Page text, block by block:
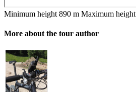
Minimum height 890 m Maximum height
More about the tour author